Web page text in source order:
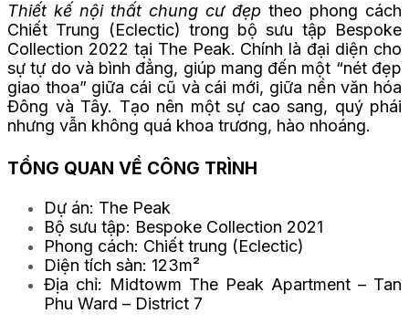
Thiết kế nội thất chung cư đẹp theo phong cách
Chiết Trung (Eclectic) trong bộ sưu tập Bespoke
Collection 2022 tại The Peak. Chính là đại diện cho
sự tự do và bình đẳng, giúp mang đến một “nét đẹp
giao thoa” giữa cái cũ và cái mới, giữa nền văn hóa
Đông và Tây. Tạo nên một sự cao sang, quý phái
nhưng vẫn không quá khoa trương, hào nhoáng.
TỔNG QUAN VỀ CÔNG TRÌNH
Dự án: The Peak
Bộ sưu tập: Bespoke Collection 2021
Phong cách: Chiết trung (Eclectic)
Diện tích sàn: 123m²
Địa chỉ: Midtowm The Peak Apartment – Tan
Phu Ward – District 7